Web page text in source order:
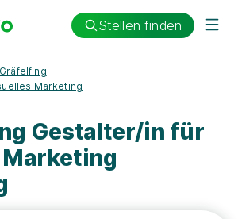
Stellen finden
Gräfelfing
Marketing
Gestalter/in für